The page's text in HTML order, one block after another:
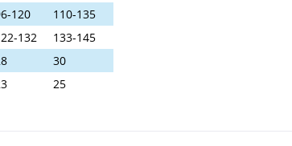
120
110-135
132
133-145
30
25